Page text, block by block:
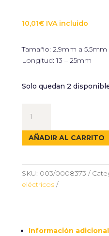
10,01€ IVA incluido
Tamaño: 2.9mm a 5.5mm
Longitud: 13 – 25mm
Solo quedan 2
TORNILLOS
cantidad
AÑADIR AL CARRITO
SKU: 003/0008373
eléctricos
Información adicional